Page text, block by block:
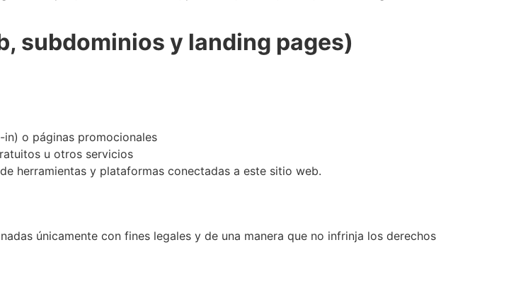
subdominios y landing pages)
o páginas promocionales
u otros servicios
herramientas y plataformas conectadas a este sitio web.
únicamente con fines legales y de una manera que no infrinja los derechos